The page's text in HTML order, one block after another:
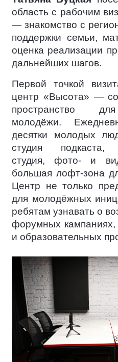
область с рабочим
— знакомство с
поддержки семьи,
оценка реализации
дальнейших шагов.
Первой точкой
центр «Высота» —
пространство
молодёжи.
десятки молодых
студия подкаста,
студия, фото- и
большая лофт-зона
Центр не только
для молодёжных
ребятам узнавать о
форумных кампаниях,
и образовательных